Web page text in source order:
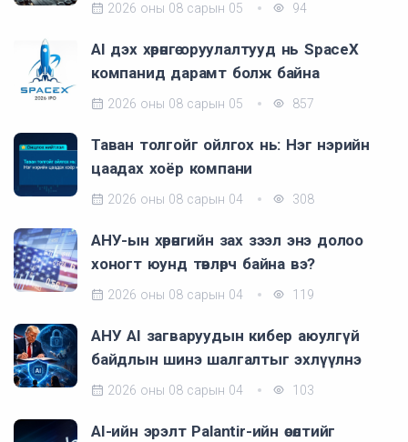
2026 оны 08 сарын 05 94
AI дэх хөрөнгө оруулалтууд нь SpaceX
компанид дарамт болж байна
2026 оны 08 сарын 05 857
Таван толгойг ойлгох нь: Нэг нэрийн
цаадах хоёр компани
2026 оны 08 сарын 04 308
АНУ-ын хөрөнгийн зах зээл энэ долоо
хоногт юунд төвлөрч байна вэ?
2026 оны 08 сарын 04 119
АНУ AI загваруудын кибер аюулгүй
байдлын шинэ шалгалтыг эхлүүлнэ
2026 оны 08 сарын 04 103
AI-ийн эрэлт Palantir-ийн өсөлтийг